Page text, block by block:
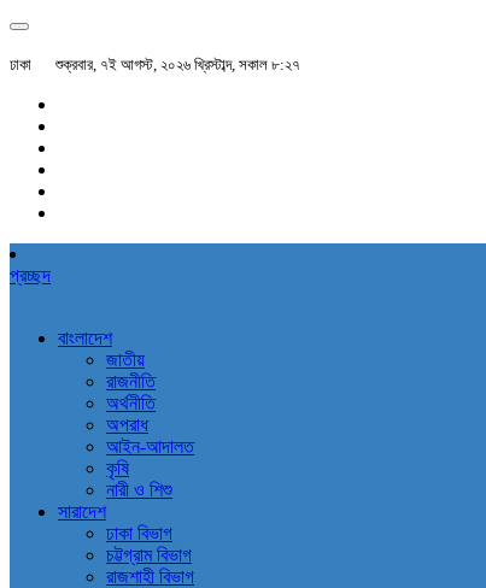
ঢাকা শুক্রবার, ৭ই আগস্ট, ২০২৬ খ্রিস্টাব্দ, সকাল ৮:২৭
প্রচ্ছদ
বাংলাদেশ
জাতীয়
রাজনীতি
অর্থনীতি
অপরাধ
আইন-আদালত
কৃষি
নারী ও শিশু
সারাদেশ
ঢাকা বিভাগ
চট্টগ্রাম বিভাগ
রাজশাহী বিভাগ